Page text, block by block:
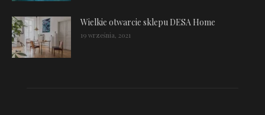
Wielkie otwarcie sklepu DESA Home
19 września, 2021